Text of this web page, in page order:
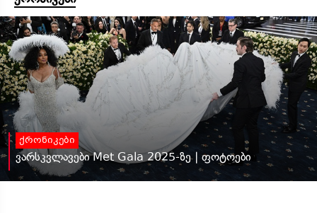
ქრონიკები
ვარსკვლავები Met Gala 2025-ზე | ფოტოები